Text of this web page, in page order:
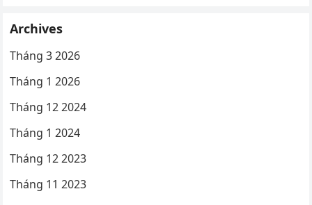
Archives
Tháng 3 2026
Tháng 1 2026
Tháng 12 2024
Tháng 1 2024
Tháng 12 2023
Tháng 11 2023